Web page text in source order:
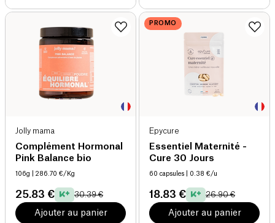
Jolly mama
Complément Hormonal
Pink Balance bio
106g | 286.70 €/Kg
25.83 € 30.39 €
Ajouter au panier
PROMO
Epycure
Essentiel Maternité -
Cure 30 Jours
60 capsules | 0.38 €/u
18.83 € 26.90 €
Ajouter au panier